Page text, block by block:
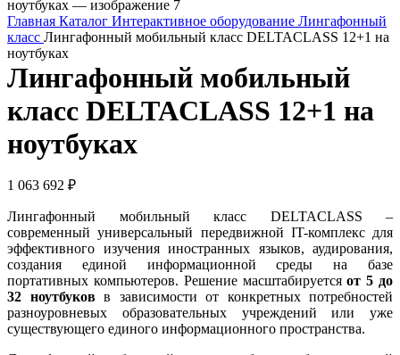
Главная Каталог Интерактивное оборудование Лингафонный
класс Лингафонный мобильный класс DELTACLASS 12+1 на
ноутбуках
Лингафонный мобильный
класс DELTACLASS 12+1 на
ноутбуках
1 063 692 ₽
Лингафонный мобильный класс DELTACLASS –
современный универсальный передвижной IT-комплекс для
эффективного изучения иностранных языков, аудирования,
создания единой информационной среды на базе
портативных компьютеров. Решение масштабируетсяот 5 до
32 ноутбуковв зависимости от конкретных потребностей
разноуровневых образовательных учреждений или уже
существующего единого информационного пространства.